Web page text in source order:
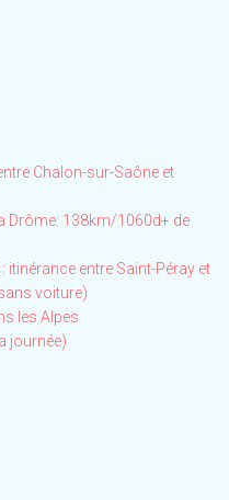
Chalon-sur-Saône et
Drôme: 138km/1060d+ de
itinérance entre Saint-Péray et
voiture)
les Alpes
journée)